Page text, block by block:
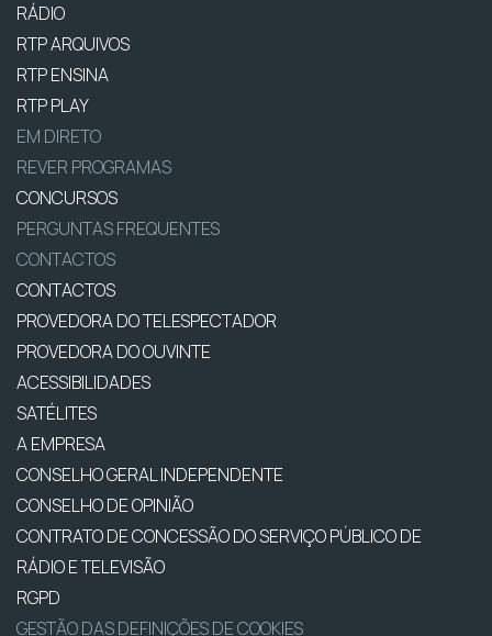
RÁDIO
RTP ARQUIVOS
RTP ENSINA
RTP PLAY
EM DIRETO
REVER PROGRAMAS
CONCURSOS
PERGUNTAS FREQUENTES
CONTACTOS
CONTACTOS
PROVEDORA DO TELESPECTADOR
PROVEDORA DO OUVINTE
ACESSIBILIDADES
SATÉLITES
A EMPRESA
CONSELHO GERAL INDEPENDENTE
CONSELHO DE OPINIÃO
CONTRATO DE CONCESSÃO DO SERVIÇO PÚBLICO DE
RÁDIO E TELEVISÃO
RGPD
GESTÃO DAS DEFINIÇÕES DE COOKIES